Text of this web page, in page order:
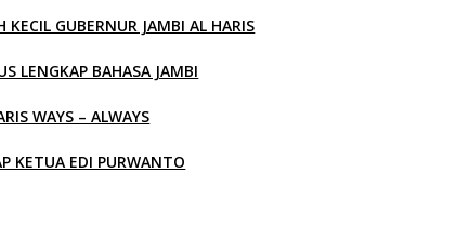
KECIL GUBERNUR JAMBI AL HARIS
LENGKAP BAHASA JAMBI
WAYS – ALWAYS
KETUA EDI PURWANTO